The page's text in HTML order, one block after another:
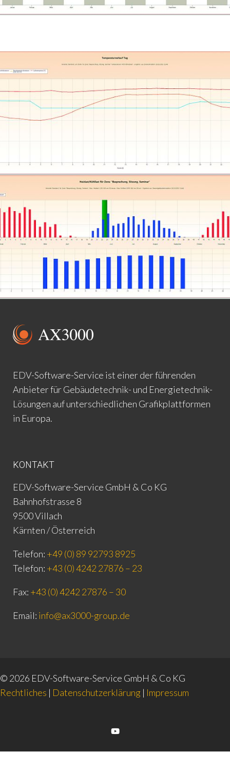
AX3000 Gebäudesimulation
AX3000 Gebäudesimulation
Heiz- und Kühllast im Jahresverlauf mit Tages-Details
EDV-Software-Service ist einer der führenden
Anbieter für Gebäudetechnik- und Energietechnik-
Lösungen auf unterschiedlichen Grafikplattformen
in Europa.
KONTAKT
EDV-Software-Service GmbH & Co KG
Bahnhofstrasse 8
9500 Villach
Kärnten / Österreich
Telefon: +49 (0) 89 92793 8925
Telefon: +43 (0) 4242 27876 – 23
Fax: +43 (0) 4242 27876 – 30
Email: info@ax3000-group.de
© 2026 EDV-Software-Service GmbH & Co KG
Rechtliches | Datenschutzerklärung | Impressum